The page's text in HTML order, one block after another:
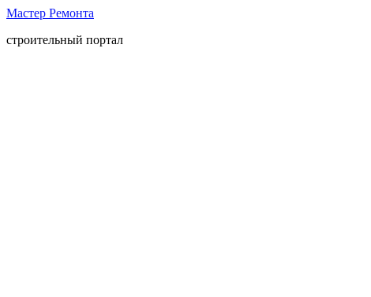
Мастер Ремонта
строительный портал